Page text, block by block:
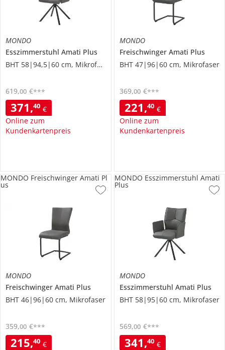
MONDO
Esszimmerstuhl Amati Plus
BHT 58|94,5|60 cm, Mikrofaser
371,40 €
Online zum
Kundenkartenpreis
619,00 €***
MONDO
Freischwinger Amati Plus
BHT 47|96|60 cm, Mikrofaser
221,40 €
Online zum
Kundenkartenpreis
369,00 €***
MONDO
Freischwinger Amati Plus
BHT 46|96|60 cm, Mikrofaser
215,40 €
359,00 €***
MONDO Freischwinger Amati Pl
us
MONDO
Esszimmerstuhl Amati Plus
BHT 58|95|60 cm, Mikrofaser
341,40 €
569,00 €***
MONDO Esszimmerstuhl Amati
Plus